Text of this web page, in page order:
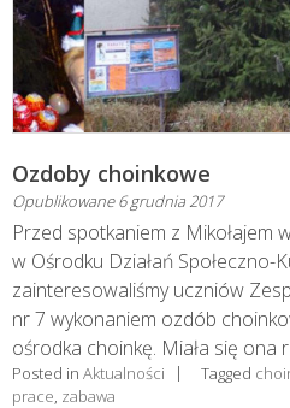
Ozdoby choinkowe
Opublikowane6 grudnia 2017
Przed spotkaniem z Mikołajem
w Ośrodku Działań Społeczno-
zainteresowaliśmy uczniów
nr 7 wykonaniem ozdób
ośrodka choinkę. Miała się ona
Posted in Aktualności Tagged
prace, zabawa